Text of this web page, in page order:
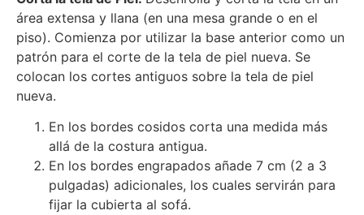
área extensa y llana (en una mesa grande o en el
piso). Comienza por utilizar la base anterior como un
patrón para el corte de la tela de piel nueva. Se
colocan los cortes antiguos sobre la tela de piel
nueva.
En los bordes cosidos corta una medida más
allá de la costura antigua.
En los bordes engrapados añade 7 cm (2 a 3
pulgadas) adicionales, los cuales servirán para
fijar la cubierta al sofá.